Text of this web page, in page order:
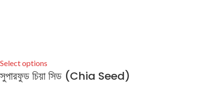
Select options
সুপারফুড চিয়া সিড (Chia Seed)